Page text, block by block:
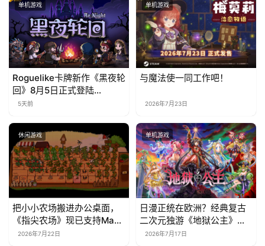
单机游戏
Roguelike卡牌新作《黑夜轮
回》8月5日正式登陆
Steam，首发9折优惠开启
5天前
单机游戏
与魔法使一同工作吧！
2026年7月23日
休闲游戏
把小小农场搬进办公桌面，
《指尖农场》现已支持Mac
系统！
2026年7月22日
单机游戏
日漫正统在欧洲？经典复古
二次元独游《地狱公主》现
已EA上线
2026年7月17日